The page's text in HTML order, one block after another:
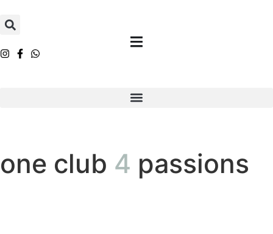
one club 4 passions